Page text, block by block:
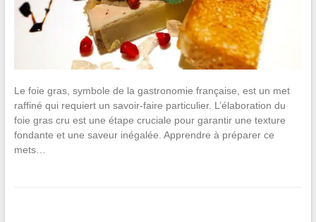
Le foie gras, symbole de la gastronomie française, est un met
raffiné qui requiert un savoir-faire particulier. L’élaboration du
foie gras cru est une étape cruciale pour garantir une texture
fondante et une saveur inégalée. Apprendre à préparer ce
mets…